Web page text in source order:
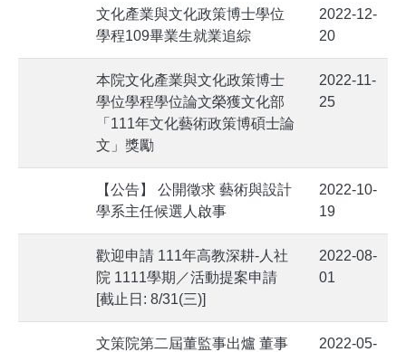
文化產業與文化政策博士學位
學程109畢業生就業追綜
2022-12-
20
本院文化產業與文化政策博士
學位學程學位論文榮獲文化部
「111年文化藝術政策博碩士論
文」獎勵
2022-11-
25
【公告】 公開徵求 藝術與設計
學系主任候選人啟事
2022-10-
19
歡迎申請 111年高教深耕-人社
院 1111學期／活動提案申請
[截止日: 8/31(三)]
2022-08-
01
文策院第二屆董監事出爐 董事
2022-05-